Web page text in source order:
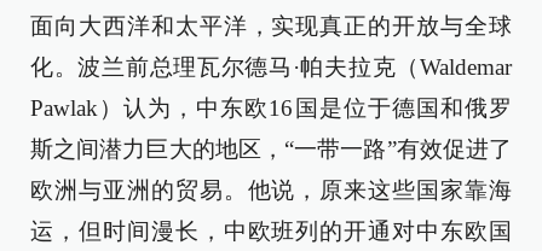
面向大西洋和太平洋，实现真正的开放与全球
化。波兰前总理瓦尔德马·帕夫拉克（Waldemar
Pawlak）认为，中东欧16国是位于德国和俄罗
斯之间潜力巨大的地区，“一带一路”有效促进了
欧洲与亚洲的贸易。他说，原来这些国家靠海
运，但时间漫长，中欧班列的开通对中东欧国